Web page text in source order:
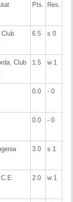
Pts. Res.
Club
6.5 s 0
Club
1.5 w 1
0.0 - 0
0.0 - 0
3.0 s 1
2.0 w 1